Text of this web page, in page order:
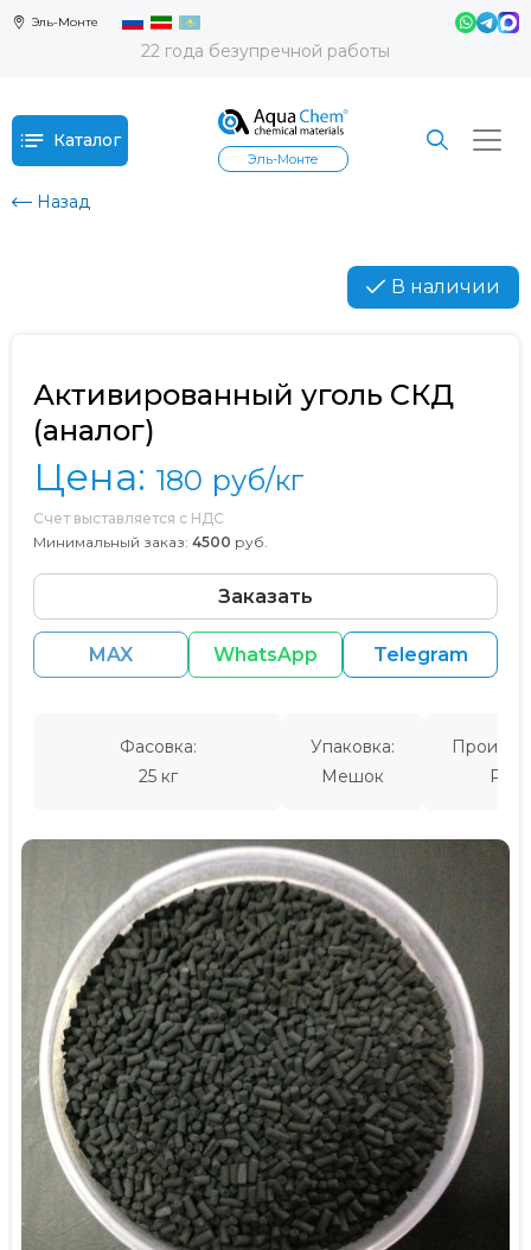
Эль-Монте
22 года безупречной работы
Каталог
Эль-Монте
Назад
В наличии
Активированный уголь СКД
(аналог)
Цена: 180 руб/кг
Счет выставляется с НДС
Минимальный заказ: 4500 руб.
Заказать
MAX WhatsApp Telegram
Фасовка:
25 кг
Упаковка:
Мешок